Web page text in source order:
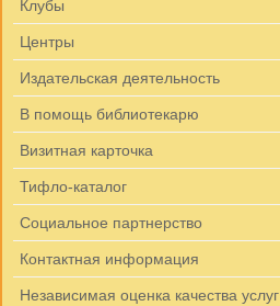
Клубы
Центры
Издательская деятельность
В помощь библиотекарю
Визитная карточка
Тифло-каталог
Социальное партнерство
Контактная информация
Независимая оценка качества услуг